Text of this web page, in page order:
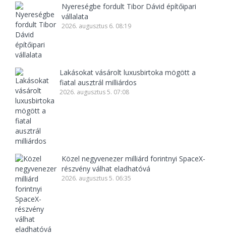
Nyereségbe fordult Tibor Dávid építőipari
vállalata
2026. augusztus 6. 08:19
Lakásokat vásárolt luxusbirtoka mögött a
fiatal ausztrál milliárdos
2026. augusztus 5. 07:08
Közel negyvenezer milliárd forintnyi SpaceX-
részvény válhat eladhatóvá
2026. augusztus 5. 06:35